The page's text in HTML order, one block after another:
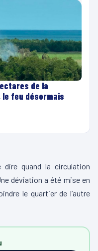
de la
le feu désormais
dire quand la circulation
déviation a été mise en
le quartier de l’autre